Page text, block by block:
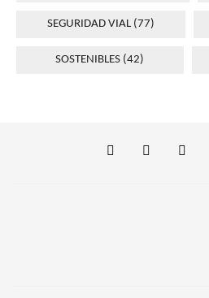
SEGURIDAD VIAL(77)
SOSTENIBLES (42)